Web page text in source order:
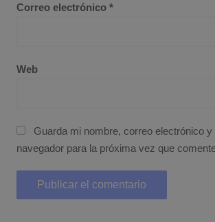
Correo electrónico *
Web
Guarda mi nombre, correo electrónico
navegador para la próxima vez que